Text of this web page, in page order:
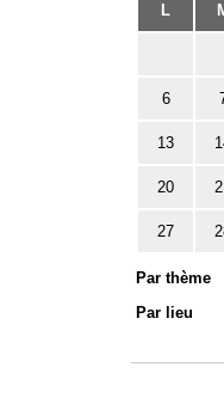
L
6
13
20
27
Par thème
Par lieu